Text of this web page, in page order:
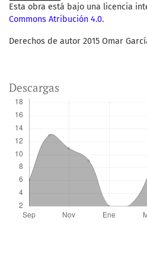
Esta obra está bajo una licencia
Commons Atribución 4.0.
Derechos de autor 2015 Omar
Descargas